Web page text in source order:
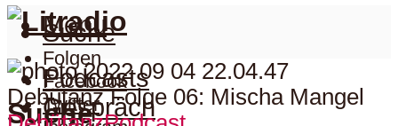
Folgen
Facebook
Twitter
Menu
Suche
Suche
Podcasts
Gespräch